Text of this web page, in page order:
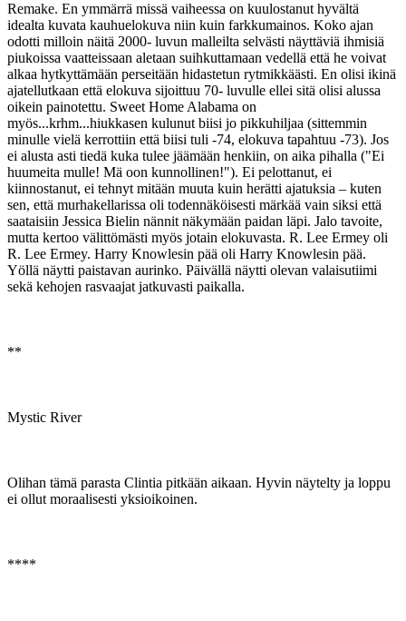
Remake. En ymmärrä missä vaiheessa on kuulostanut hyvältä
idealta kuvata kauhuelokuva niin kuin farkkumainos. Koko ajan
odotti milloin näitä 2000- luvun malleilta selvästi näyttäviä ihmisiä
piukoissa vaatteissaan aletaan suihkuttamaan vedellä että he voivat
alkaa hytkyttämään perseitään hidastetun rytmikkäästi. En olisi ikinä
ajatellutkaan että elokuva sijoittuu 70- luvulle ellei sitä olisi alussa
oikein painotettu. Sweet Home Alabama on
myös...krhm...hiukkasen kulunut biisi jo pikkuhiljaa (sittemmin
minulle vielä kerrottiin että biisi tuli ‑74, elokuva tapahtuu ‑73). Jos
ei alusta asti tiedä kuka tulee jäämään henkiin, on aika pihalla ("Ei
huumeita mulle! Mä oon kunnollinen!"). Ei pelottanut, ei
kiinnostanut, ei tehnyt mitään muuta kuin herätti ajatuksia – kuten
sen, että murhakellarissa oli todennäköisesti märkää vain siksi että
saataisiin Jessica Bielin nännit näkymään paidan läpi. Jalo tavoite,
mutta kertoo välittömästi myös jotain elokuvasta. R. Lee Ermey oli
R. Lee Ermey. Harry Knowlesin pää oli Harry Knowlesin pää.
Yöllä näytti paistavan aurinko. Päivällä näytti olevan valaisutiimi
sekä kehojen rasvaajat jatkuvasti paikalla.
**
Mystic River
Olihan tämä parasta Clintia pitkään aikaan. Hyvin näytelty ja loppu
ei ollut moraalisesti yksioikoinen.
****